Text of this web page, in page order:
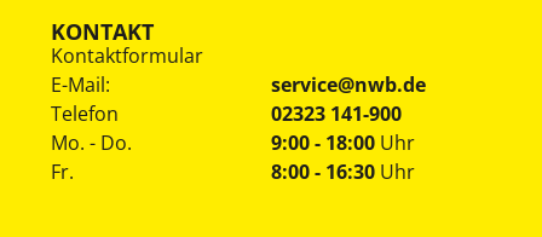
KONTAKT
Kontaktformular
E-Mail:
service@nwb.de
Telefon
02323 141-900
Mo. - Do.
Fr.
9:00 - 18:00 Uhr
8:00 - 16:30 Uhr